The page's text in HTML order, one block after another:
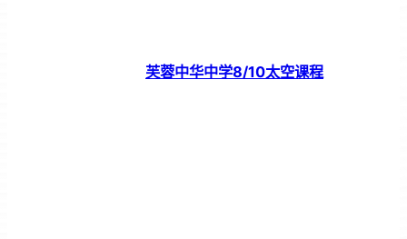
芙蓉中华中学8/10太空课程